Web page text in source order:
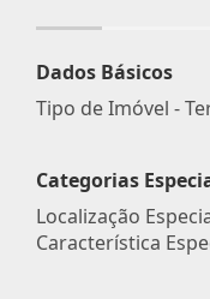
Dados Básicos
Tipo de Imóvel -
Categorias
Localização
Característica